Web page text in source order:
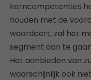
kerncompetenties
houden met de
waardeert, zal het
segment aan te
Het aanbieden van
waarschijnlijk ook